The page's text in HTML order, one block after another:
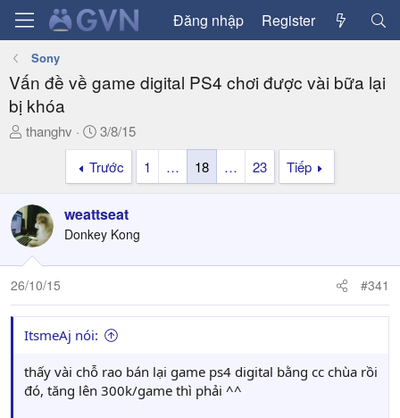
Đăng nhập Register
Sony
Vấn đề về game digital PS4 chơi được vài bữa lại
bị khóa
T
a
d
s
t
a
t
e
thanghv
N
g
à
y
ử
i
3/8/15
Trước
1 … 18 … 23 Tiếp
weattseat
Donkey Kong
26/10/15 #341
ItsmeAj nói:
thấy vài chỗ rao bán lại game ps4 digital bằng cc chùa rồi
đó, tăng lên 300k/game thì phải ^^